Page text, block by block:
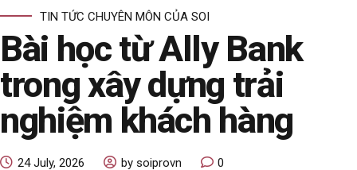
TIN TỨC CHUYÊN MÔN CỦA SOI
Bài học từ Ally Bank
trong xây dựng trải
nghiệm khách hàng
24 July, 2026 by soiprovn 0